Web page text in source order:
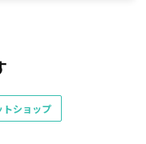
トショップ